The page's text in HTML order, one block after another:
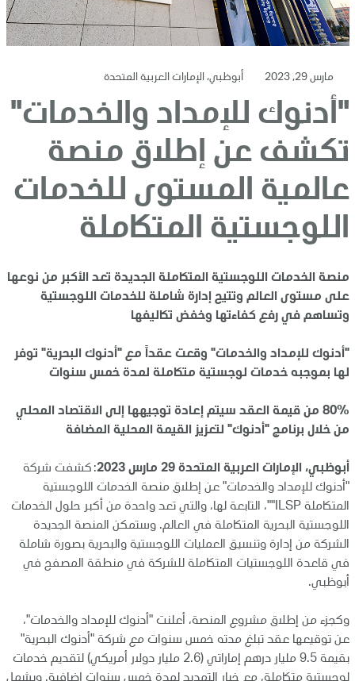
مارس 29, 2023 أبوظبي، الإمارات العربية المتحدة
"أدنوك للإمداد والخدمات"
تكشف عن إطلاق منصة
عالمية المستوى للخدمات
اللوجستية المتكاملة
منصة الخدمات اللوجستية المتكاملة الجديدة تعد الأكبر من نوعها
على مستوى العالم وتتيح إدارة شاملة للخدمات اللوجستية
وتساهم في رفع كفاءتها وخفض تكاليفها
"أدنوك للإمداد والخدمات" وقعت عقداً مع "أدنوك البحرية" توفر
لها بموجبه خدمات لوجستية متكاملة لمدة خمس سنوات
80% من قيمة العقد سيتم إعادة توجيهها إلى الاقتصاد المحلي
من خلال برنامج "أدنوك" لتعزيز القيمة المحلية المضافة
أبوظبي، الإمارات العربية المتحدة 29 مارس 2023
: كشفت شركة
"أدنوك للإمداد والخدمات" عن إطلاق منصة الخدمات اللوجستية
المتكاملة ILSP""، التابعة لها، والتي تعد واحدة من أكبر حلول الخدمات
اللوجستية البحرية المتكاملة في العالم. وستمكن المنصة الجديدة
الشركة من إدارة وتنسيق العمليات اللوجستية والبحرية بصورة شاملة
في قاعدة اللوجستيات المتكاملة للشركة في منطقة المصفح في
أبوظبي.
وكجزء من إطلاق مشروع المنصة، أعلنت "أدنوك للإمداد والخدمات"،
عن توقيعها عقد تبلغ مدته خمس سنوات مع شركة "أدنوك البحرية"
بقيمة 9.5 مليار درهم إماراتي (2.6 مليار دولار أمريكي) لتقديم خدمات